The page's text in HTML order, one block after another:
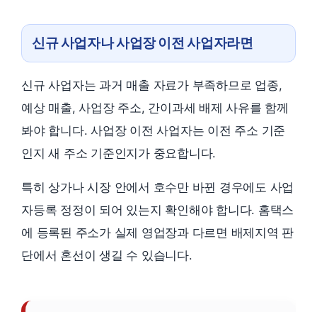
신규 사업자나 사업장 이전 사업자라면
신규 사업자는 과거 매출 자료가 부족하므로 업종,
예상 매출, 사업장 주소, 간이과세 배제 사유를 함께
봐야 합니다. 사업장 이전 사업자는 이전 주소 기준
인지 새 주소 기준인지가 중요합니다.
특히 상가나 시장 안에서 호수만 바뀐 경우에도 사업
자등록 정정이 되어 있는지 확인해야 합니다. 홈택스
에 등록된 주소가 실제 영업장과 다르면 배제지역 판
단에서 혼선이 생길 수 있습니다.